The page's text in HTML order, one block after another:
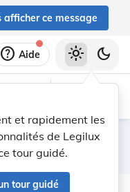
afficher ce message
help Aide
et rapidement les
de Legilux
tour guidé.
tour guidé
light_mode dark_mode